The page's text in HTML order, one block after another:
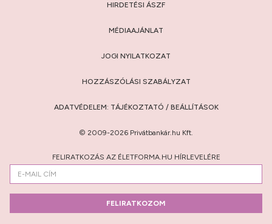
HIRDETÉSI ÁSZF
MÉDIAAJÁNLAT
JOGI NYILATKOZAT
HOZZÁSZÓLÁSI SZABÁLYZAT
ADATVÉDELEM: TÁJÉKOZTATÓ / BEÁLLÍTÁSOK
© 2009-2026 Privátbankár.hu Kft.
FELIRATKOZÁS AZ ÉLETFORMA.HU HÍRLEVELÉRE
FELIRATKOZOM